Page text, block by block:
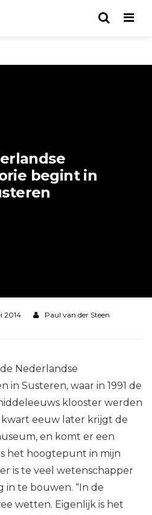
begint in
2014 Paul van der Steen
Nederlandse
in Susteren, waar in 1991 de
klooster werden
kwart eeuw later krijgt de
en komt er een
het hoogtepunt in mijn
is te veel wetenschapper
in te bouwen. “In de
wetten. Eigenlijk is het